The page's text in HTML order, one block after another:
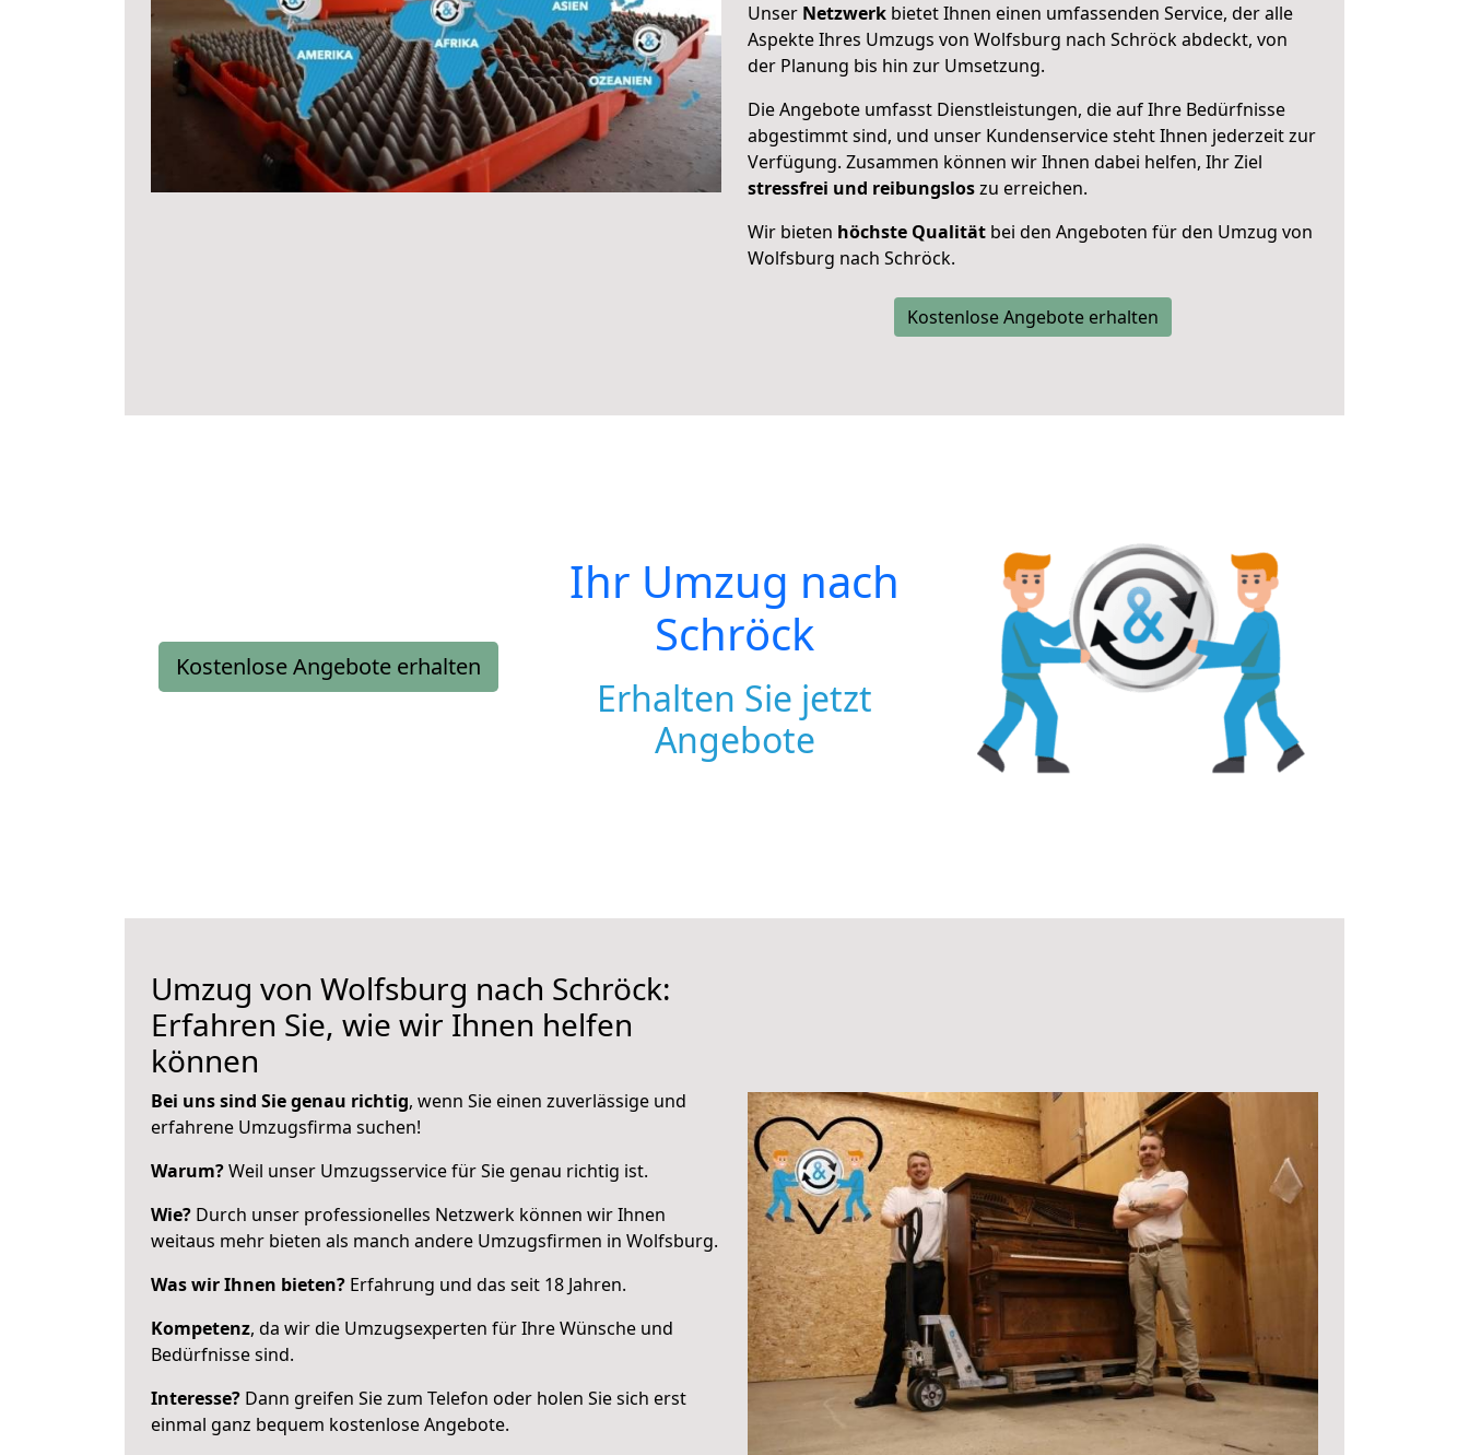
Unser Netzwerk bietet Ihnen einen umfassenden Service, der alle
Aspekte Ihres Umzugs von Wolfsburg nach Schröck abdeckt, von
der Planung bis hin zur Umsetzung.
Die Angebote umfasst Dienstleistungen, die auf Ihre Bedürfnisse
abgestimmt sind, und unser Kundenservice steht Ihnen jederzeit zur
Verfügung. Zusammen können wir Ihnen dabei helfen, Ihr Ziel
stressfrei und reibungsloszu erreichen.
Wir bieten höchste Qualität bei den Angeboten für den Umzug von
Wolfsburg nach Schröck.
Kostenlose Angebote erhalten
Kostenlose Angebote erhalten
Ihr Umzug nach
Schröck
Erhalten Sie jetzt
Angebote
Umzug von Wolfsburg nach Schröck:
Erfahren Sie, wie wir Ihnen helfen
können
Bei uns sind Sie genau richtig, wenn Sie einen zuverlässige und
erfahrene Umzugsfirma suchen!
Warum?Weil unser Umzugsservice für Sie genau richtig ist.
Wie? Durch unser professionelles Netzwerk können wir Ihnen
weitaus mehr bieten als manch andere Umzugsfirmen in Wolfsburg.
Was wir Ihnen bieten? Erfahrung und das seit 18 Jahren.
Kompetenz, da wir die Umzugsexperten für Ihre Wünsche und
Bedürfnisse sind.
Interesse? Dann greifen Sie zum Telefon oder holen Sie sich erst
einmal ganz bequem kostenlose Angebote.